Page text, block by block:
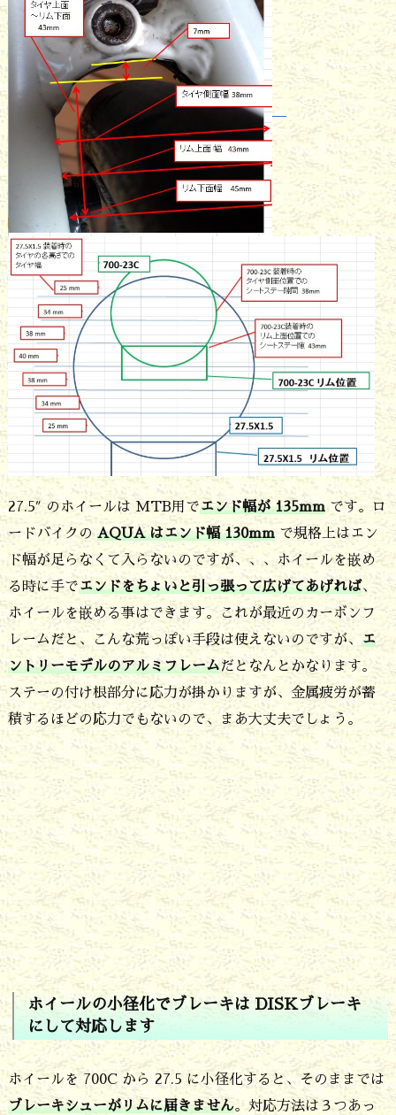
ブ
レ
ー
応
し
ま
す
4.
面
倒
の
で
零
号
機
に
使
て
い
V
D
B
B
5
を
ロ
ー
27.5″ のホイールは MTB用でエンド幅が 135mmです。ロ
ードバイクのAQUA はエンド幅 130mm で規格上はエン
ド幅が足らなくて入らないのですが、、、ホイールを嵌め
る時に手でエンドをちょいと引っ張って広げてあげれば、
ホイールを嵌める事はできます。これが最近のカーボンフ
レームだと、こんな荒っぽい手段は使えないのですが、エ
ントリーモデルのアルミフレームだとなんとかなります。
ステーの付け根部分に応力が掛かりますが、金属疲労が蓄
積するほどの応力でもないので、まあ大丈夫でしょう。
ホイールの小径化でブレーキは DISKブレーキ
にして対応します
ホイールを 700C から 27.5 に小径化すると、そのままでは
ブレーキシューがリムに届きません。対応方法は３つあっ